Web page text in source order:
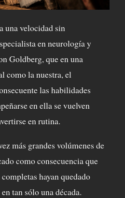
una velocidad sin
en neurología y
Goldberg, que en una
como la nuestra, el
las habilidades
en ella se vuelven
en rutina.
más grandes volúmenes de
como consecuencia que
hayan quedado
tan sólo una década.